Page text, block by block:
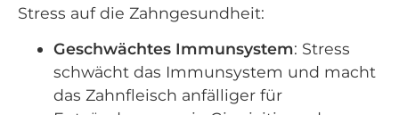
Stress auf die Zahngesundheit:
Geschwächtes Immunsystem: Stress
schwächt das Immunsystem und macht
das Zahnfleisch anfälliger für